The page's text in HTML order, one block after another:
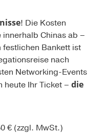
! Die Kosten
Chinas ab –
Bankett ist
nach
Networking-Events
heute Ihr Ticket – die
€ (zzgl. MwSt.)